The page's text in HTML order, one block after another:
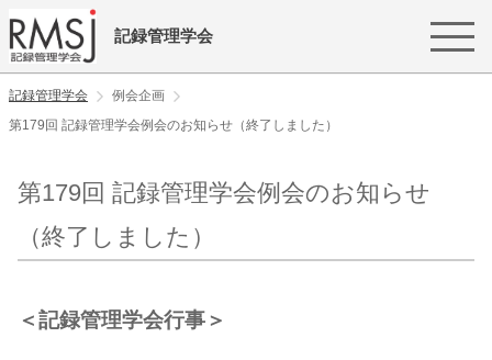
記録管理学会
記録管理学会
例会企画
第179回 記録管理学会例会のお知らせ（終了しました）
第179回 記録管理学会例会のお知らせ
（終了しました）
＜記録管理学会行事＞